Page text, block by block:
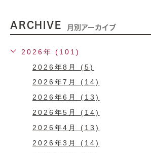
ARCHIVE 月別アーカイブ
2026年 (101)
2026年8月 (5)
2026年7月 (14)
2026年6月 (13)
2026年5月 (14)
2026年4月 (13)
2026年3月 (14)